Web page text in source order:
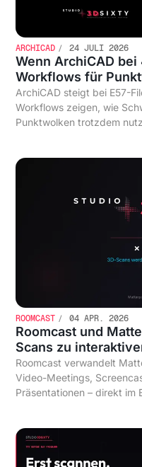
ARCHICAD 24 JULI 2026
Wenn ArchiCAD bei
Workflows für
ArchiCAD steigt bei E57-
Workflows zeigen, wie
Punktwolken trotzdem
ROOMCAST 04 APR. 2026
Roomcast und
Scans zu
Roomcast verwandelt
Video-Meetings,
Präsentationen – direkt im
Management bietet.